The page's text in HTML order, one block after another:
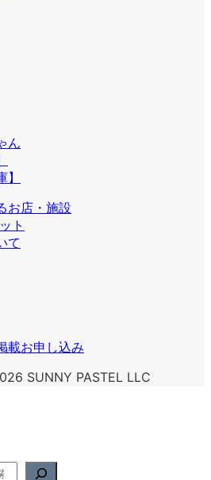
ん
お店・施設
ト
て
載お申し込み
SUNNY PASTEL LLC